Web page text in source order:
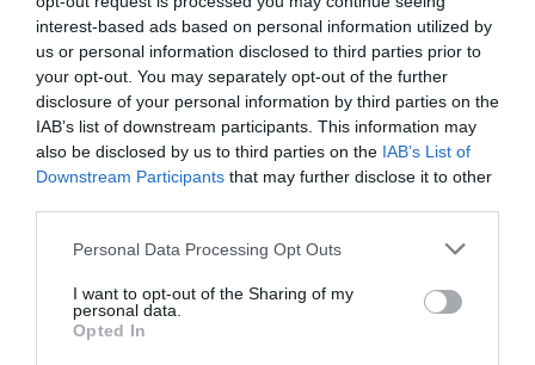
interest-based ads based on personal information utilized by
us or personal information disclosed to third parties prior to
your opt-out. You may separately opt-out of the further
disclosure of your personal information by third parties on the
IAB’s list of downstream participants. This information may
also be disclosed by us to third parties on the IAB’s List of
Downstream Participants that may further disclose it to other
Personal Data Processing Opt Outs
I want to opt-out of the Sharing of my
personal data.
Opted In
Djma commenté l'article :
Après Emirates, Lufthansa remet en cause la réception
de Boeing 777-9 déjà construits
Copaa commenté l'article :
histoire de l'aviation